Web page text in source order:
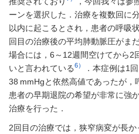
ーンを選択した．治療を複数回に
以内に起こるとされ，患者の呼吸
回目の治療後の平均肺動脈圧がま
場合には，6～12週間空けてから2
いと言われている6）
．本症例は1
38 mmHgと依然高値であったが，
患者の早期退院の希望が非常に強
治療を行った．
2回目の治療では，狭窄病変が長